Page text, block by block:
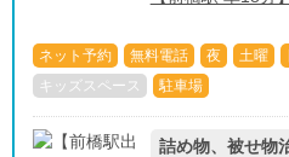
ネット予約 無料電話 夜 土曜
キッズスペース
駐車場
詰め物、被せ物